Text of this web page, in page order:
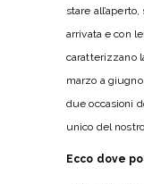
stare
arrivata e con
caratterizzano
marzo a
due occasioni
unico del
Ecco dove